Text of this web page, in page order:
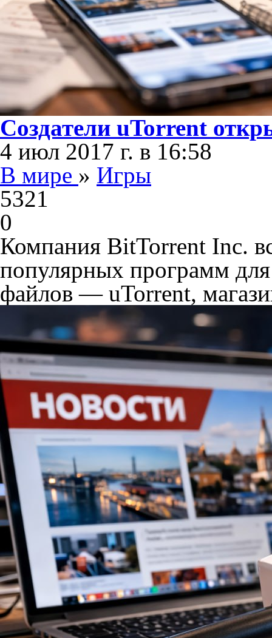
Создатели uTorrent
4 июл 2017 г. в 16:58
В мире » Игры
5321
0
Компания BitTorrent Inc.
популярных программ для
файлов — uTorrent,